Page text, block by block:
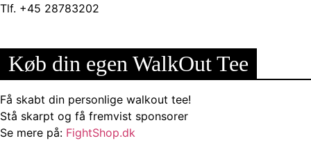
Tlf. +45 28783202
Køb din egen WalkOut Tee
Få skabt din personlige walkout tee!
Stå skarpt og få fremvist sponsorer
Se mere på: FightShop.dk